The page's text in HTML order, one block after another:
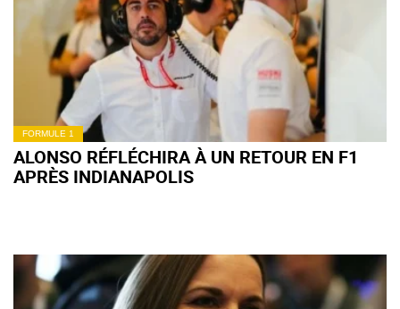
FORMULE 1
ALONSO RÉFLÉCHIRA À UN RETOUR EN F1
APRÈS INDIANAPOLIS